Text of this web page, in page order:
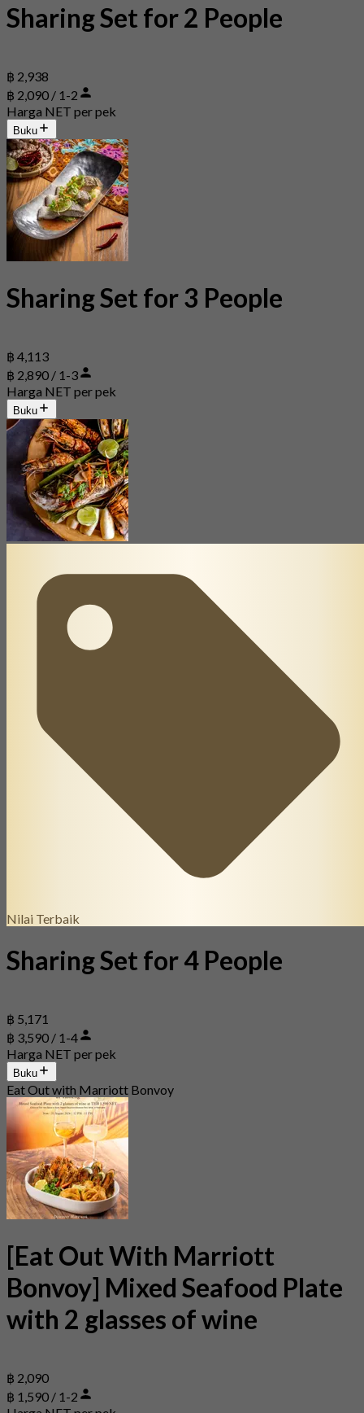
Sharing Set for 2 People
฿ 2,938
฿ 2,090 / 1-2
Harga NET per pek
Buku
Sharing Set for 3 People
฿ 4,113
฿ 2,890 / 1-3
Harga NET per pek
Buku
Nilai Terbaik
Sharing Set for 4 People
฿ 5,171
฿ 3,590 / 1-4
Harga NET per pek
Buku
Eat Out with Marriott Bonvoy
[Eat Out With Marriott
Bonvoy] Mixed Seafood Plate
with 2 glasses of wine
฿ 2,090
฿ 1,590 / 1-2